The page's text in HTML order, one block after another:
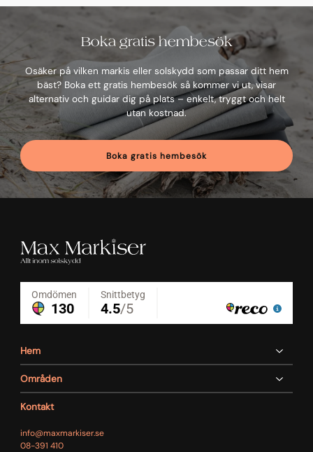
Boka gratis hembesök
Osäker på vilken markis eller solskydd som passar ditt hem
bäst? Boka ett gratis hembesök så kommer vi ut, visar
alternativ och guidar dig på plats – enkelt, tryggt och helt
utan kostnad.
Boka gratis hembesök
Hem
Områden
Kontakt
info@maxmarkiser.se
08-391 410